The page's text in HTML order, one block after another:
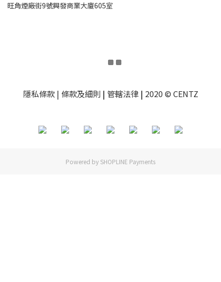
旺角煙廠街9號興發商業大廈605室
隱私條款| 條款及細則 | 管轄法律| 2020 © CENTZ
Powered by SHOPLINE Payments